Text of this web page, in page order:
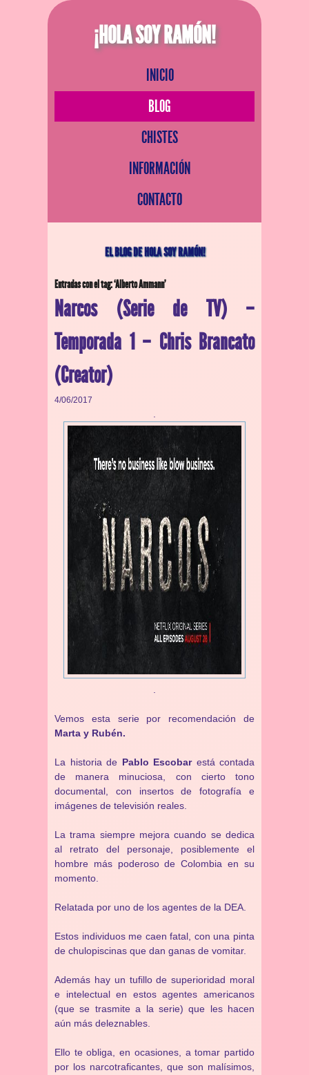
¡HOLA SOY RAMÓN!
INICIO
BLOG
CHISTES
INFORMACIÓN
CONTACTO
EL BLOG DE HOLA SOY RAMÓN!
Entradas con el tag: ‘Alberto Ammann’
Narcos (Serie de TV) –
Temporada 1 – Chris Brancato
(Creator)
4/06/2017
Vemos esta serie por recomendación de
Marta y Rubén.
La historia de Pablo Escobarestá contada
de manera minuciosa, con cierto tono
documental, con insertos de fotografía e
imágenes de televisión reales.
La trama siempre mejora cuando se dedica
al retrato del personaje, posiblemente el
hombre más poderoso de Colombia en su
momento.
Relatada por uno de los agentes de la DEA.
Estos individuos me caen fatal, con una pinta
de chulopiscinas que dan ganas de vomitar.
Además hay un tufillo de superioridad moral
e intelectual en estos agentes americanos
(que se trasmite a la serie) que les hacen
aún más deleznables.
Ello te obliga, en ocasiones, a tomar partido
por los narcotraficantes, que son malísimos,